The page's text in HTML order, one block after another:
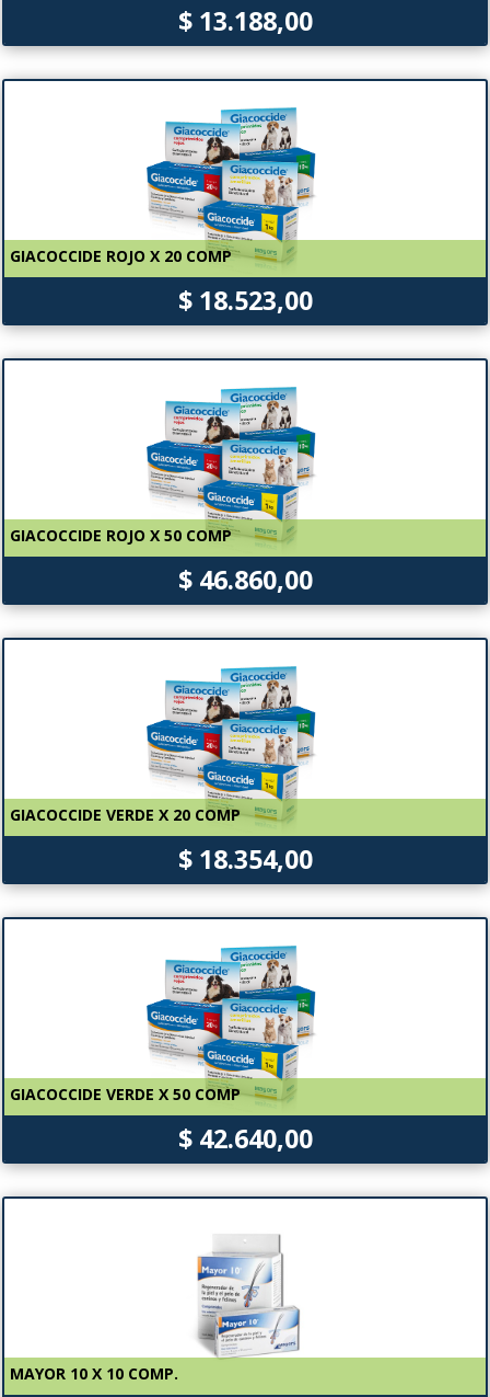
$ 13.188,00
GIACOCCIDE ROJO X 20 COMP
$ 18.523,00
GIACOCCIDE ROJO X 50 COMP
$ 46.860,00
GIACOCCIDE VERDE X 20 COMP
$ 18.354,00
GIACOCCIDE VERDE X 50 COMP
$ 42.640,00
MAYOR 10 X 10 COMP.